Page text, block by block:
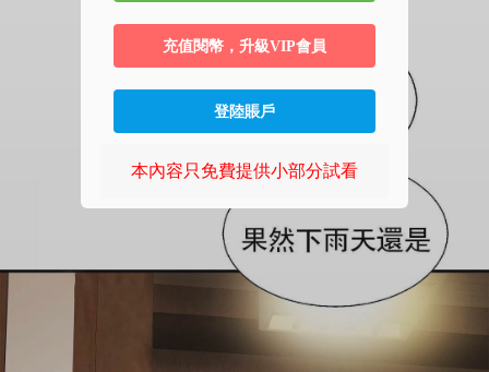
充值閱幣，升級VIP會員
登陸賬戶
本內容只免費提供小部分試看